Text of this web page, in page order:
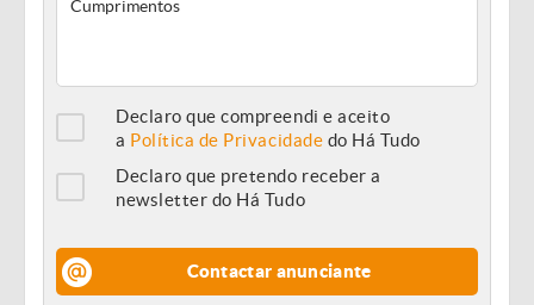
Declaro que compreendi e aceito
a Política de Privacidade do Há Tudo
Declaro que pretendo receber a
newsletter do Há Tudo
Contactar anunciante